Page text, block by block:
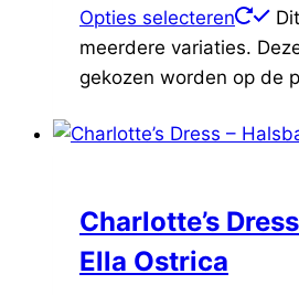
Simonetto(0)
Suzy's (Belgisch)(0)
Trilly tutti Brilli(0)
Burley(0)
Easy Pet(0)
Fifi's Dog Fashion
FurRéal(0)
Opties selecteren
meerdere variaties.
gekozen worden op de
Charlotte’s
Ella Ostrica